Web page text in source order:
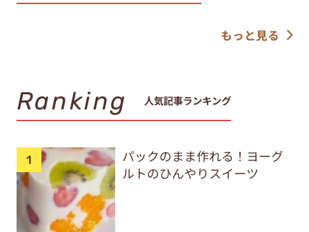
もっと見る
Ranking 人気記事ランキング
パックのまま作れる！ヨーグ
ルトのひんやりスイーツ